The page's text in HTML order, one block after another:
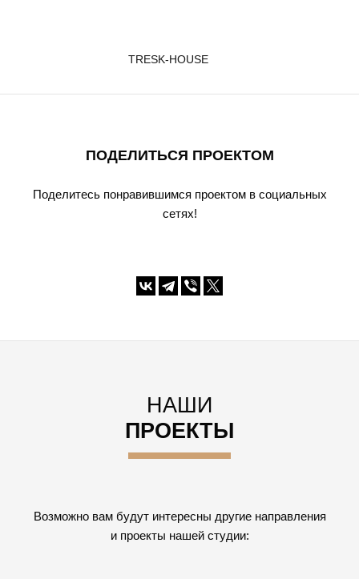
TRESK-HOUSE
ПОДЕЛИТЬСЯ ПРОЕКТОМ
Поделитесь понравившимся проектом в социальных
сетях!
НАШИ
ПРОЕКТЫ
Возможно вам будут интересны другие направления
и проекты нашей студии: